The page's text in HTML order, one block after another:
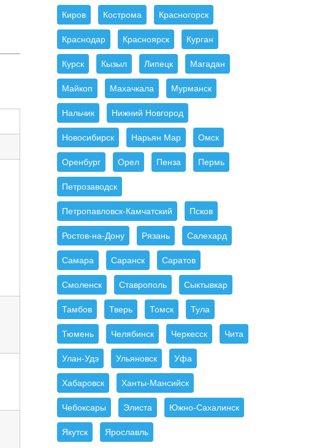
Киров Кострома Красногорск
Краснодар Красноярск Курган
Курск Кызыл Липецк Магадан
Майкоп Махачкала Мурманск
Нальчик Нижний Новгород
Новосибирск Нарьян Мар Омск
Оренбург Орел Пенза Пермь
Петрозаводск
Петропавловск-Камчатский Псков
Ростов-на-Дону Рязань Салехард
Самара Саранск Саратов
Смоленск Ставрополь Сыктывкар
Тамбов Тверь Томск Тула
Тюмень Челябинск Черкесск Чита
Улан-Удэ Ульяновск Уфа
Хабаровск Ханты-Мансийск
Чебоксары Элиста Южно-Сахалинск
Якутск Ярославль